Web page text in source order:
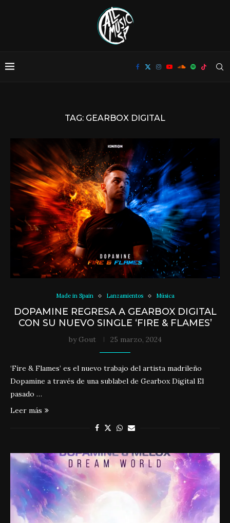
TAG: GEARBOX DIGITAL
Made in Spain Lanzamientos Música
DOPAMINE REGRESA A GEARBOX DIGITAL
CON SU NUEVO SINGLE ‘FIRE & FLAMES’
by Gout 25 marzo, 2024
‘Fire & Flames’ es el nuevo trabajo del artista madrileño
Dopamine a través de una sublabel de Gearbox Digital El
pasado …
Leer más